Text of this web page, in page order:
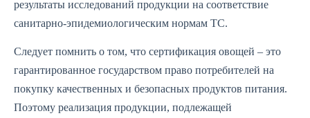
результаты исследований продукции на соответствие
санитарно-эпидемиологическим нормам ТС.
Следует помнить о том, что сертификация овощей – это
гарантированное государством право потребителей на
покупку качественных и безопасных продуктов питания.
Поэтому реализация продукции, подлежащей